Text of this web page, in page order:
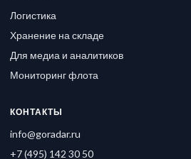
Логистика
Хранение на складе
Для медиа и аналитиков
Мониторинг флота
КОНТАКТЫ
info@goradar.ru
+7 (495) 142 30 50